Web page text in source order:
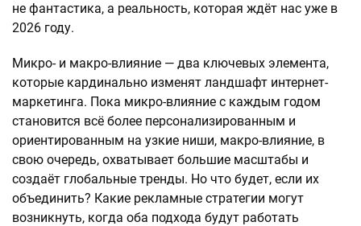
не фантастика, а реальность, которая ждёт нас уже в
2026 году.
Микро- и макро-влияние — два ключевых элемента,
которые кардинально изменят ландшафт интернет-
маркетинга. Пока микро-влияние с каждым годом
становится всё более персонализированным и
ориентированным на узкие ниши, макро-влияние, в
свою очередь, охватывает большие масштабы и
создаёт глобальные тренды. Но что будет, если их
объединить? Какие рекламные стратегии могут
возникнуть, когда оба подхода будут работать